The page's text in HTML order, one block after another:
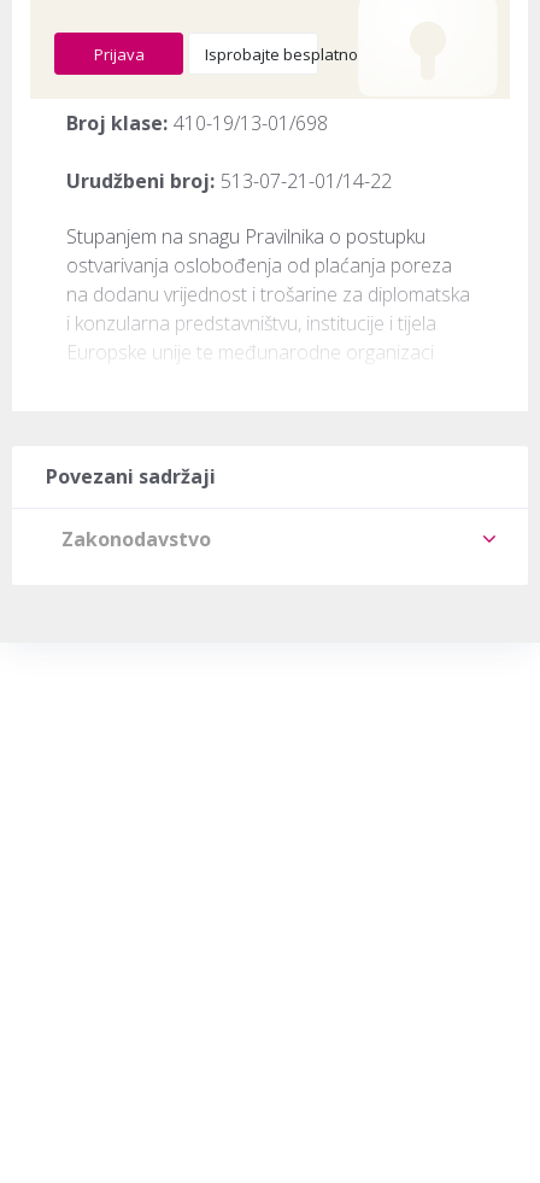
Prijava Isprobajte besplatno
Broj klase: 410-19/13-01/698
Urudžbeni broj: 513-07-21-01/14-22
​Stupanjem na snagu Pravilnika o postupku
ostvarivanja oslobođenja od plaćanja poreza
na dodanu vrijednost i trošarine za diplomatska
i konzularna predstavništvu, institucije i tijela
Europske unije te međunarodne organizaci
Povezani sadržaji
Zakonodavstvo